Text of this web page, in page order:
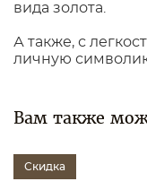
вида золота.
А также, с
личную
Вам также
Скидка